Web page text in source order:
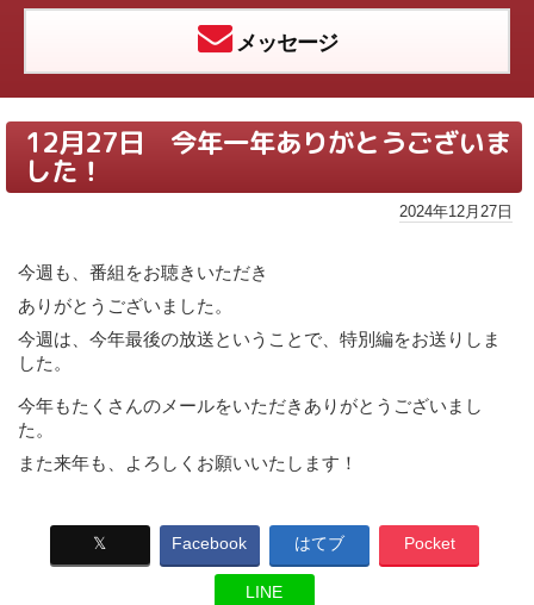
メッセージ
12月27日 今年一年ありがとうございま
した！
2024年12月27日
今週も、番組をお聴きいただき
ありがとうございました。
今週は、今年最後の放送ということで、特別編をお送りしま
した。
今年もたくさんのメールをいただきありがとうございまし
た。
また来年も、よろしくお願いいたします！
𝕏 Facebook はてブ Pocket
LINE